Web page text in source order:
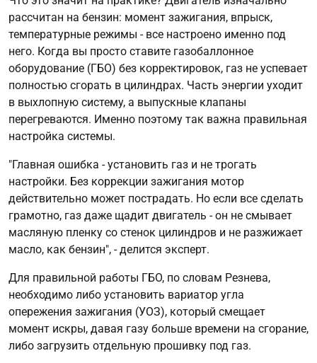
рассчитан на бензин: момент зажигания, впрыск,
температурные режимы - все настроено именно под
него. Когда вы просто ставите газобаллонное
оборудование (ГБО) без корректировок, газ не успевает
полностью сгорать в цилиндрах. Часть энергии уходит
в выхлопную систему, а выпускные клапаны
перегреваются. Именно поэтому так важна правильная
настройка системы.
"Главная ошибка - установить газ и не трогать
настройки. Без коррекции зажигания мотор
действительно может пострадать. Но если все сделать
грамотно, газ даже щадит двигатель - он не смывает
масляную пленку со стенок цилиндров и не разжижает
масло, как бензин", - делится эксперт.
Для правильной работы ГБО, по словам Резнева,
необходимо либо установить вариатор угла
опережения зажигания (УОЗ), который смещает
момент искры, давая газу больше времени на сгорание,
либо загрузить отдельную прошивку под газ.